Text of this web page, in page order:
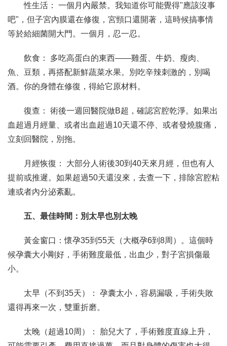
性生活： 一個月內嚴禁。我知道你可能覺得"應該沒事
吧"，但子宮內膜還在修復，宮頸口還開著，這時候搞事情
等於給細菌開大門。一個月，忍一忍。
飲食： 多吃高蛋白的東西——雞蛋、牛奶、瘦肉、
魚、豆類，再搭配新鮮蔬菜水果。別吃辛辣刺激的，別喝
酒。你的身體在修復，得給它原材料。
復查： 術後一週回醫院做B超，確認宮腔乾淨。如果出
血超過月經量、或者出血超過10天還不停、或者發燒腹痛，
立刻回醫院，別拖。
月經恢復： 大部分人術後30到40天來月經，但也有人
提前或推遲。如果超過50天還沒來，去查一下，排除宮腔粘
連或者內分泌紊亂。
五、最佳時間：別太早也別太晚
黃金窗口：懷孕35到55天（大概孕6到8周）。這個時
候孕囊大小剛好，手術難度最低，出血少，對子宮損傷最
小。
太早（不到35天）： 孕囊太小，容易漏吸，手術失敗
還得再來一次，雙重折磨。
太晚（超過10周）： 胎兒大了，手術難度直線上升，